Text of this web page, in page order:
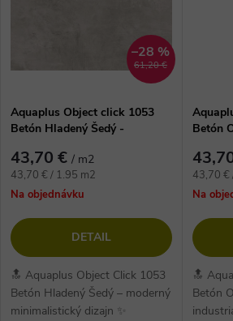
61,20 €
–28 %
Aquaplus Object click 1053
Betón Hladený Šedý -
43,70 € / m2
Jednotková
cena:
43,70 € / 1.95 m2
Na objednávku
DETAIL
🔝 Aquaplus Object Click 1053
Betón Hladený Šedý – moderný
minimalistický dizajn ✨
Betón
cena:
43,70 €
Na
🔝
Betón